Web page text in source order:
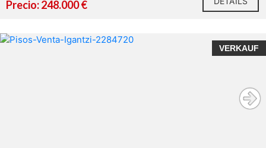
Precio: 248.000 €
VERKAUF